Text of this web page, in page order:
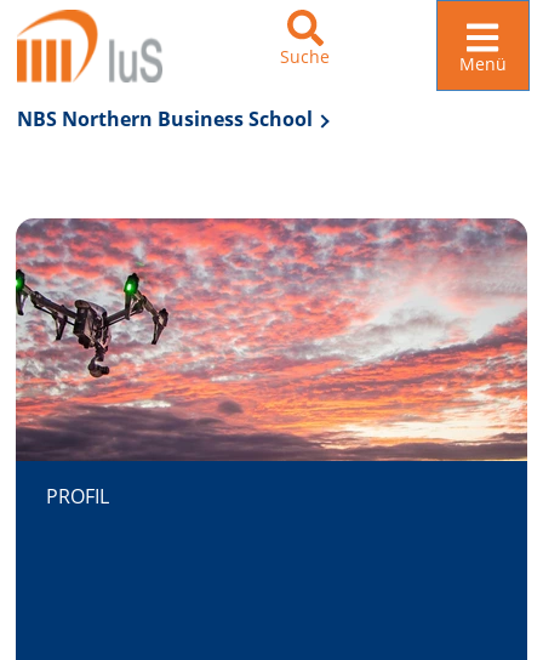
Zur Navigation springen
Zum Inhalt springen
Suche Menü
NBS Northern Business School
PROFIL